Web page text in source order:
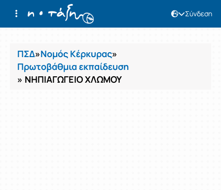
Σύνδεση
Μαθήματα
ΠΣΔ»Νομός Κέρκυρας»
Πρωτοβάθμια εκπαίδευση
» ΝΗΠΙΑΓΩΓΕΙΟ ΧΛΩΜΟΥ